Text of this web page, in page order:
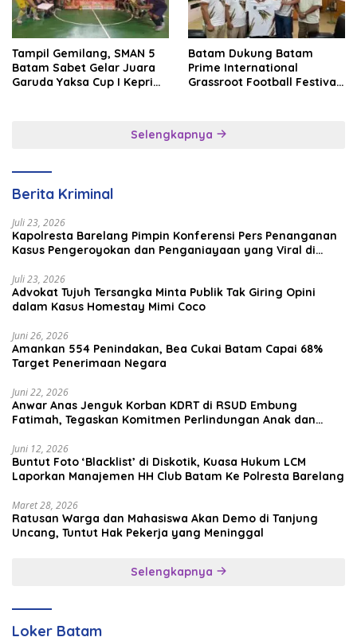
Tampil Gemilang, SMAN 5
Batam Sabet Gelar Juara
Garuda Yaksa Cup I Kepri
Batam Dukung Batam
Prime International
Grassroot Football Festival
Brunei–Malaysia
Selengkapnya
Berita Kriminal
Juli 23, 2026
Kapolresta Barelang Pimpin Konferensi Pers Penanganan
Kasus Pengeroyokan dan Penganiayaan yang Viral di
Juli 23, 2026
Advokat Tujuh Tersangka Minta Publik Tak Giring Opini
dalam Kasus Homestay Mimi Coco
Juni 26, 2026
Amankan 554 Penindakan, Bea Cukai Batam Capai 68%
Target Penerimaan Negara
Juni 22, 2026
Anwar Anas Jenguk Korban KDRT di RSUD Embung
Fatimah, Tegaskan Komitmen Perlindungan Anak dan
Juni 12, 2026
Buntut Foto ‘Blacklist’ di Diskotik, Kuasa Hukum LCM
Laporkan Manajemen HH Club Batam Ke Polresta Barelang
Maret 28, 2026
Ratusan Warga dan Mahasiswa Akan Demo di Tanjung
Uncang, Tuntut Hak Pekerja yang Meninggal
Selengkapnya
Loker Batam